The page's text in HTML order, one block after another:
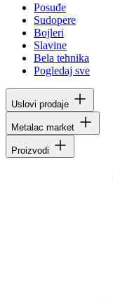
Posuđe
Sudopere
Bojleri
Slavine
Bela tehnika
Pogledaj sve
Uslovi prodaje
Metalac market
Proizvodi